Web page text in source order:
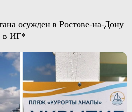
осужден в Ростове-на-Дону
в ИГ*